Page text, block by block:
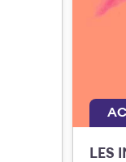
LES